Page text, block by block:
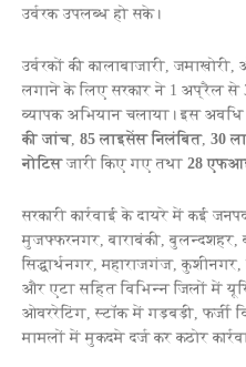
उर्वरक उपलब्ध हो सके।
उर्वरकों की कालाबाजारी,
लगाने के लिए सरकार ने 1 अप्रैल से
व्यापक अभियान चलाया। इस
की जांच, 85 लाइसेंस निलंबित, 30
नोटिसजारी किए गए तथा 28
सरकारी कार्रवाई के दायरे में कई
मुजफ्फरनगर, बाराबंकी, बुलन्दशहर,
सिद्धार्थनगर, महाराजगंज,
और एटा सहित विभिन्न जिलों में
ओवररेटिंग, स्टॉक में गड़बड़ी, फर्जी
मामलों में मुकदमे दर्ज कर कठोर